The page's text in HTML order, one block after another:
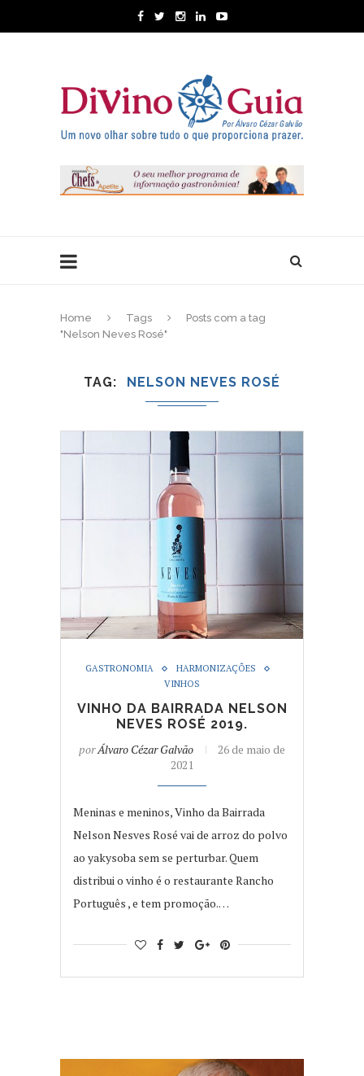
Home Tags
Posts com a tag
"Nelson Neves Rosé"
TAG NELSON NEVES ROSÉ
GASTRONOMIA
HARMONIZAÇÕES
VINHOS
VINHO DA BAIRRADA NELSON
NEVES ROSÉ 2019.
porÁlvaro Cézar Galvão
26 de maio de
2021
Meninas e meninos, Vinho da Bairrada
Nelson Nesves Rosé vai de arroz do polvo
ao yakysoba sem se perturbar. Quem
distribui o vinho é o restaurante Rancho
Português , e tem promoção.…